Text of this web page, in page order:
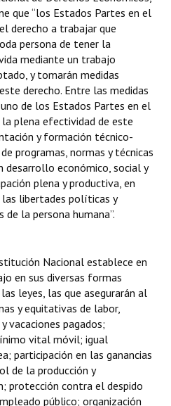
que “los Estados Partes en el
derecho a trabajar que
persona de tener la
mediante un trabajo
y tomarán medidas
derecho. Entre las medidas
de los Estados Partes en el
plena efectividad de este
y formación técnico-
programas, normas y técnicas
desarrollo económico, social y
plena y productiva, en
las libertades políticas y
la persona humana”.
Nacional establece en
en sus diversas formas
leyes, las que asegurarán al
y equitativas de labor,
vacaciones pagados;
vital móvil; igual
participación en las ganancias
de la producción y
protección contra el despido
público; organización